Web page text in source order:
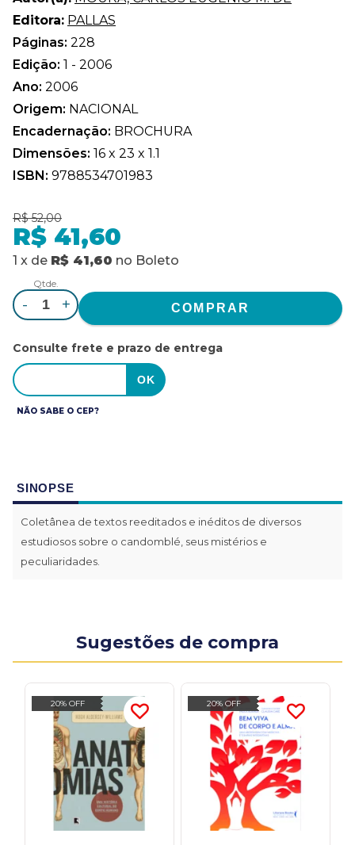
Editora: PALLAS
Páginas: 228
Edição: 1 - 2006
Ano: 2006
Origem: NACIONAL
Encadernação: BROCHURA
Dimensões: 16 x 23 x 1.1
ISBN: 9788534701983
R$ 52,00
R$ 41,60
1 x de R$ 41,60 no Boleto
Qtde.
- +
Consulte frete e prazo de entrega
NÃO SABE O CEP?
SINOPSE
Coletânea de textos reeditados e inéditos de diversos
estudiosos sobre o candomblé, seus mistérios e
peculiaridades.
Sugestões de compra
20% OFF 20% OFF